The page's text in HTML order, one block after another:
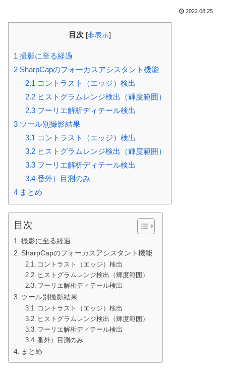
2022.08.25
目次 [非表示]
1 撮影に至る経過
2 SharpCapのフォーカスアシスタント機能
2.1 コントラスト（エッジ）検出
2.2ヒストグラムレンジ検出（輝度範囲）
2.3フーリエ解析ディテール検出
3 ツール別撮影結果
3.1 コントラスト（エッジ）検出
3.2ヒストグラムレンジ検出（輝度範囲）
3.3フーリエ解析ディテール検出
3.4番外）目測のみ
4 まとめ
目次
撮影に至る経過
SharpCapのフォーカスアシスタント機能
コントラスト（エッジ）検出
ヒストグラムレンジ検出（輝度範囲）
フーリエ解析ディテール検出
ツール別撮影結果
コントラスト（エッジ）検出
ヒストグラムレンジ検出（輝度範囲）
フーリエ解析ディテール検出
番外）目測のみ
まとめ